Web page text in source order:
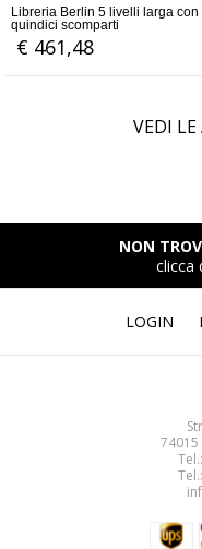
Libreria Berlin 5 livelli larga con
quindici scomparti
€ 461,48
VEDI LE
NON
clicca
LOGIN
74015